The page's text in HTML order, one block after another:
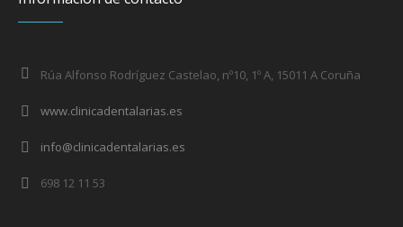
Rúa Alfonso Rodríguez Castelao, nº10, 1º A, 15011 A Coruña
www.clinicadentalarias.es
info@clinicadentalarias.es
698 12 11 53